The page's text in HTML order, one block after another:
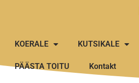
KOERALE KUTSIKALE
PÄÄSTA TOITU Kontakt